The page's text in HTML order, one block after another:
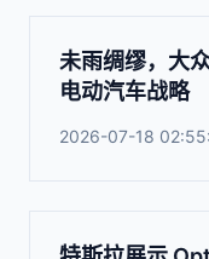
未雨绸缪，大
电动汽车战略
2026-07-18